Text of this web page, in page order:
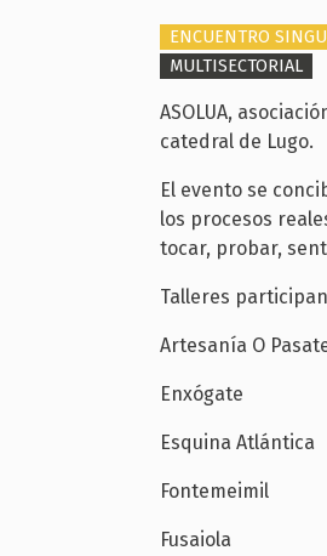
ENCUENTRO
MULTISECTORIAL
ASOLUA,
catedral de Lugo.
El evento se
los procesos
tocar, probar,
Talleres
Artesanía O
Enxógate
Esquina Atlántica
Fontemeimil
Fusaiola